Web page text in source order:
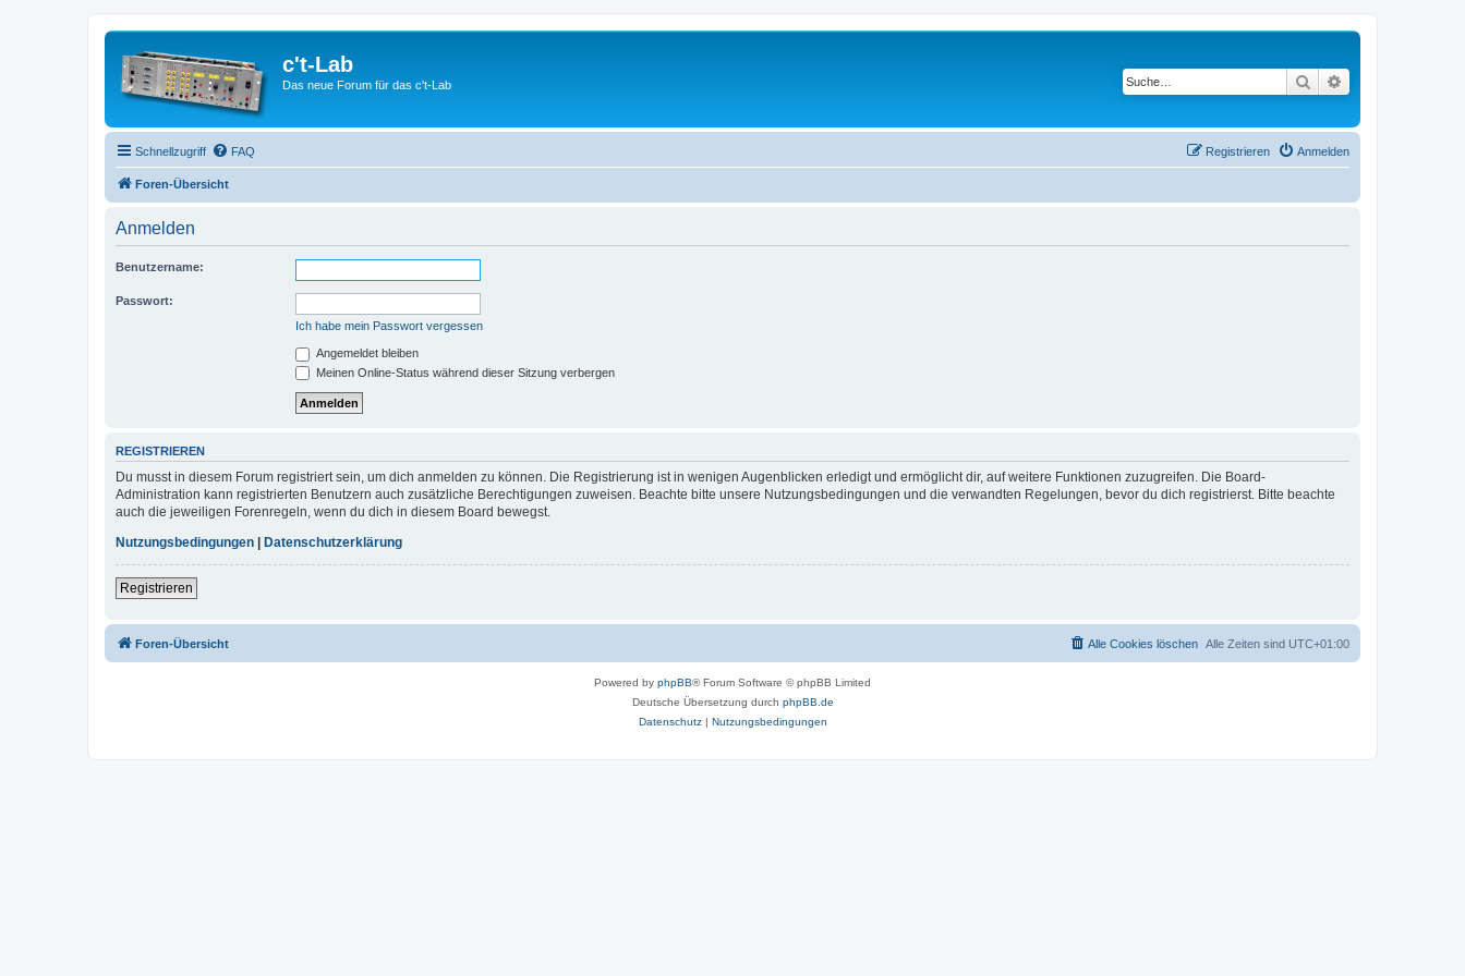
c't-Lab
Das neue Forum für das c't-Lab Suche
Schnellzugriff FAQ Anmelden
Registrieren
Foren-Übersicht
Anmelden
Benutzername:
Passwort:
Ich habe mein Passwort vergessen
Angemeldet bleiben
Meinen Online-Status während dieser Sitzung verbergen
REGISTRIEREN
Du musst in diesem Forum registriert sein, um dich anmelden zu können. Die Registrierung ist in wenigen Augenblicken erledigt und ermöglicht dir, auf weitere Funktionen zuzugreifen. Die Board-
Administration kann registrierten Benutzern auch zusätzliche Berechtigungen zuweisen. Beachte bitte unsere Nutzungsbedingungen und die verwandten Regelungen, bevor du dich registrierst. Bitte beachte
auch die jeweiligen Forenregeln, wenn du dich in diesem Board bewegst.
Nutzungsbedingungen | Datenschutzerklärung
Registrieren
Foren-Übersicht Alle Zeiten sind UTC+01:00
Alle Cookies löschen
Powered by phpBB® Forum Software © phpBB Limited
Deutsche Übersetzung durch phpBB.de
Datenschutz| Nutzungsbedingungen